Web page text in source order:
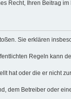
Recht, Ihren Beitrag
Sie erklären
Regeln kann
hat oder die er nicht
dem Betreiber oder